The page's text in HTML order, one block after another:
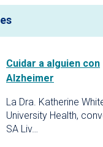
Cuidar a alguien con
Alzheimer
La Dra. Katherine
University Health,
SA Liv…